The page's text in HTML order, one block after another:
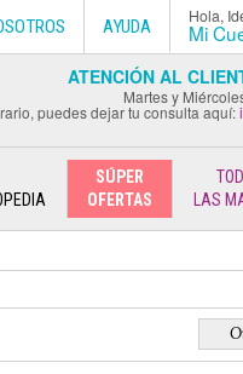
Hola,
Mi
AYUDA
ATENCIÓN AL
Martes y
puedes dejar tu consulta aquí:
SÚPER
OFERTAS
LAS